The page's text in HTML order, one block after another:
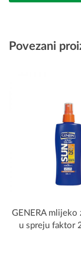
Povezani
GENERA mlijeko
u spreju faktor